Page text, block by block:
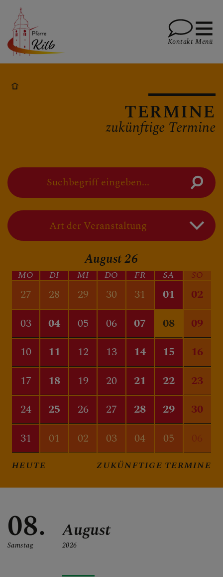
TERMINE
BERICHTE
SAKRAMENTE
FRAGEN
Kontakt Menü
TERMINE
zukünftige Termine
suchen
Art der Veranstaltung
August26
MO DI MI DO FR SA SO
27 28 29 30 31 01
02
03
04 05 06 07 08
09
10
11 12 13 14 15
16
17
18 19 20 21 22
23
24
25 26 27 28 29
30
31
01 02 03 04 05
HEUTE ZUKÜNFTIGE TERMINE
08.
Samstag
August
2026